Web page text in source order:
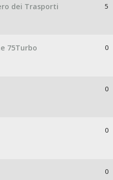
dei Trasporti 5
75Turbo 0
0
0
0